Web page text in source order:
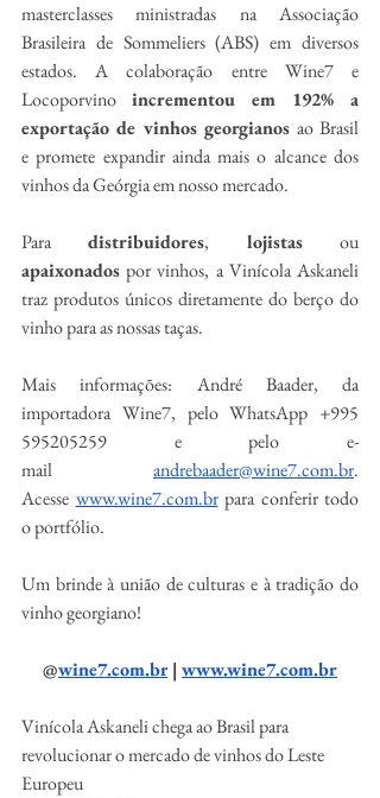
masterclasses ministradas na Associação
Brasileira de Sommeliers (ABS) em diversos
estados. A colaboração entre Wine7 e
Locoporvino incrementou em 192% a
exportação de vinhos georgianos ao Brasil
e promete expandir ainda mais o alcance dos
vinhos da Geórgia em nosso mercado.
Para distribuidores, lojistas
apaixonados por vinhos, a Vinícola Askaneli
traz produtos únicos diretamente do berço do
vinho para as nossas taças.
Mais informações: André Baader, da
importadora Wine7, pelo WhatsApp +995
595205259 e pelo e-
mail andrebaader@wine7.com.br.
Acesse www.wine7.com.br para conferir todo
o portfólio.
Um brinde à união de culturas e à tradição do
vinho georgiano!
@wine7.com.br | www.wine7.com.br
Vinícola Askaneli chega ao Brasil para
revolucionar o mercado de vinhos do Leste
Europeu